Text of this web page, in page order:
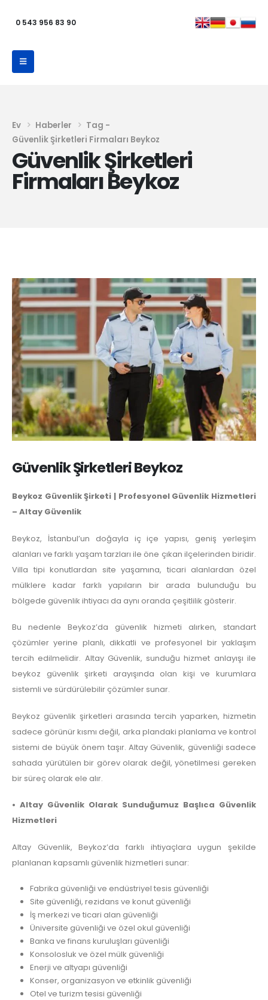
0 543 956 83 90
Ev Haberler
Tag -
Güvenlik Şirketleri Firmaları Beykoz
Güvenlik Şirketleri
Firmaları Beykoz
Güvenlik Şirketleri Beykoz
Beykoz Güvenlik Şirketi | Profesyonel Güvenlik Hizmetleri
– Altay Güvenlik
Beykoz, İstanbul’un doğayla iç içe yapısı, geniş yerleşim
alanları ve farklı yaşam tarzları ile öne çıkan ilçelerinden biridir.
Villa tipi konutlardan site yaşamına, ticari alanlardan özel
mülklere kadar farklı yapıların bir arada bulunduğu bu
bölgede güvenlik ihtiyacı da aynı oranda çeşitlilik gösterir.
Bu nedenle Beykoz’da güvenlik hizmeti alırken, standart
çözümler yerine planlı, dikkatli ve profesyonel bir yaklaşım
tercih edilmelidir. Altay Güvenlik, sunduğu hizmet anlayışı ile
beykoz güvenlik şirketi arayışında olan kişi ve kurumlara
sistemli ve sürdürülebilir çözümler sunar.
Beykoz güvenlik şirketleri arasında tercih yaparken, hizmetin
sadece görünür kısmı değil, arka plandaki planlama ve kontrol
sistemi de büyük önem taşır. Altay Güvenlik, güvenliği sadece
sahada yürütülen bir görev olarak değil, yönetilmesi gereken
bir süreç olarak ele alır.
• Altay Güvenlik Olarak Sunduğumuz Başlıca Güvenlik
Hizmetleri
Altay Güvenlik, Beykoz’da farklı ihtiyaçlara uygun şekilde
planlanan kapsamlı güvenlik hizmetleri sunar:
Fabrika güvenliği ve endüstriyel tesis güvenliği
Site güvenliği, rezidans ve konut güvenliği
İş merkezi ve ticari alan güvenliği
Üniversite güvenliği ve özel okul güvenliği
Banka ve finans kuruluşları güvenliği
Konsolosluk ve özel mülk güvenliği
Enerji ve altyapı güvenliği
Konser, organizasyon ve etkinlik güvenliği
Otel ve turizm tesisi güvenliği